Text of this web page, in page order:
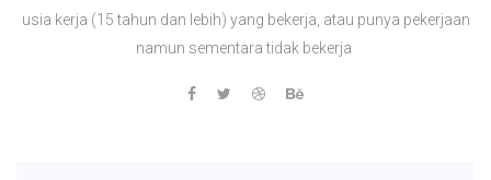
usia kerja (15 tahun dan lebih) yang bekerja, atau punya pekerjaan
namun sementara tidak bekerja